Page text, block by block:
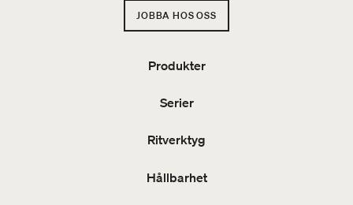
JOBBA HOS OSS
Produkter
Serier
Ritverktyg
Hållbarhet